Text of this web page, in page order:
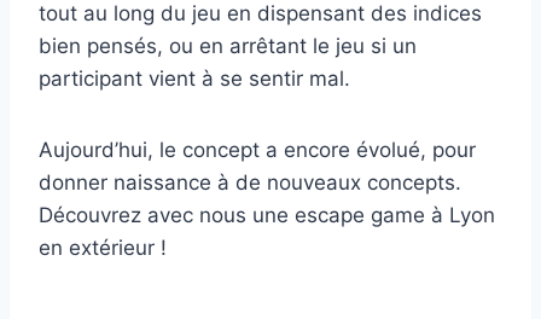
tout au long du jeu en dispensant des indices
bien pensés, ou en arrêtant le jeu si un
participant vient à se sentir mal.
Aujourd’hui, le concept a encore évolué, pour
donner naissance à de nouveaux concepts.
Découvrez avec nous une escape game à Lyon
en extérieur !